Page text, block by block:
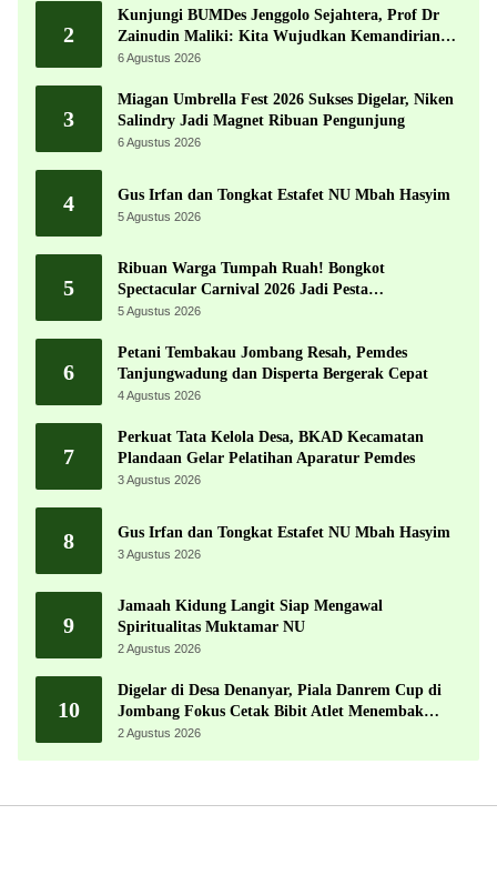
2
Kunjungi BUMDes Jenggolo Sejahtera, Prof Dr
Zainudin Maliki: Kita Wujudkan Kemandirian
Ekonomi dengan Potensi Desa
6 Agustus 2026
3
Miagan Umbrella Fest 2026 Sukses Digelar, Niken
Salindry Jadi Magnet Ribuan Pengunjung
6 Agustus 2026
4 Gus Irfan dan Tongkat Estafet NU Mbah Hasyim
5 Agustus 2026
5
Ribuan Warga Tumpah Ruah! Bongkot
Spectacular Carnival 2026 Jadi Pesta
Kemerdekaan Terbesar di Peterongan
5 Agustus 2026
6
Petani Tembakau Jombang Resah, Pemdes
Tanjungwadung dan Disperta Bergerak Cepat
4 Agustus 2026
7
Perkuat Tata Kelola Desa, BKAD Kecamatan
Plandaan Gelar Pelatihan Aparatur Pemdes
3 Agustus 2026
8 Gus Irfan dan Tongkat Estafet NU Mbah Hasyim
3 Agustus 2026
9
Jamaah Kidung Langit Siap Mengawal
Spiritualitas Muktamar NU
2 Agustus 2026
10
Digelar di Desa Denanyar, Piala Danrem Cup di
Jombang Fokus Cetak Bibit Atlet Menembak
Berprestasi
2 Agustus 2026